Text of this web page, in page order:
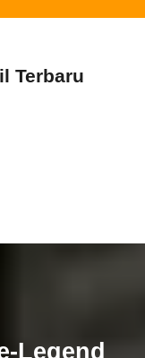
Terbaru
Legend